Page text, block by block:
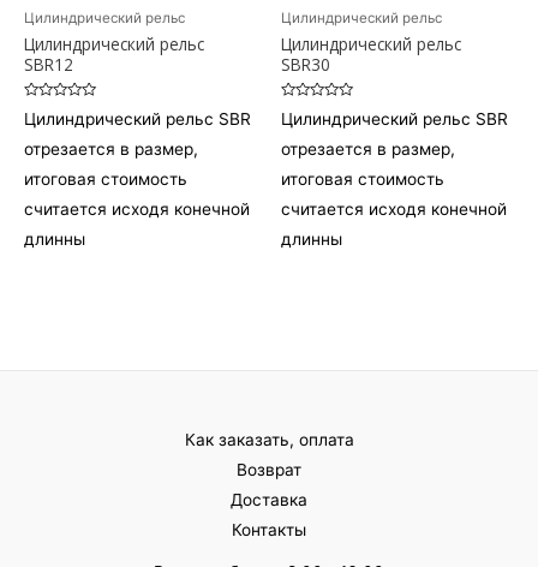
Цилиндрический рельс
Цилиндрический рельс
SBR12
Оценка
0
5
Цилиндрический рельс SBR
отрезается в размер,
итоговая стоимость
считается исходя конечной
длинны
Цилиндрический рельс
Цилиндрический рельс
SBR30
Оценка
0
5
Цилиндрический рельс SBR
отрезается в размер,
итоговая стоимость
считается исходя конечной
длинны
Как заказать, оплата
Возврат
Доставка
Контакты